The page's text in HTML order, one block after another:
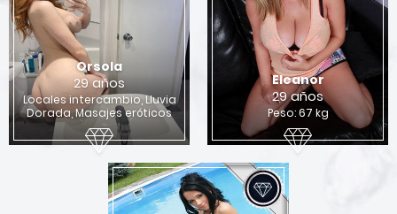
Orsola
29 años
Locales intercambio, Lluvia
Dorada, Masajes eróticos
Eleanor
29 años
Peso: 67 kg